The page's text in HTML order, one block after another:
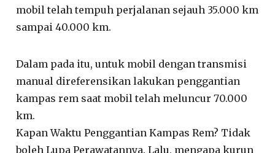
mobil telah tempuh perjalanan sejauh 35.000 km
sampai 40.000 km.
Dalam pada itu, untuk mobil dengan transmisi
manual direferensikan lakukan penggantian
kampas rem saat mobil telah meluncur 70.000
km.
Kapan Waktu Penggantian Kampas Rem? Tidak
boleh Lupa Perawatannya. Lalu, mengapa kurun